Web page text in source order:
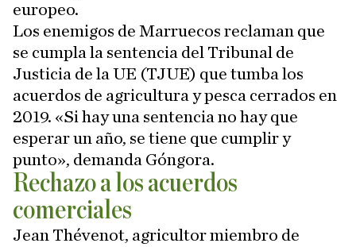
europeo.
Los enemigos de Marruecos reclaman que
se cumpla la sentencia del Tribunal de
Justicia de la UE (TJUE) que tumba los
acuerdos de agricultura y pesca cerrados en
2019. «Si hay una sentencia no hay que
esperar un año, se tiene que cumplir y
punto», demanda Góngora.
Rechazo a los acuerdos
comerciales
Jean Thévenot, agricultor miembro de